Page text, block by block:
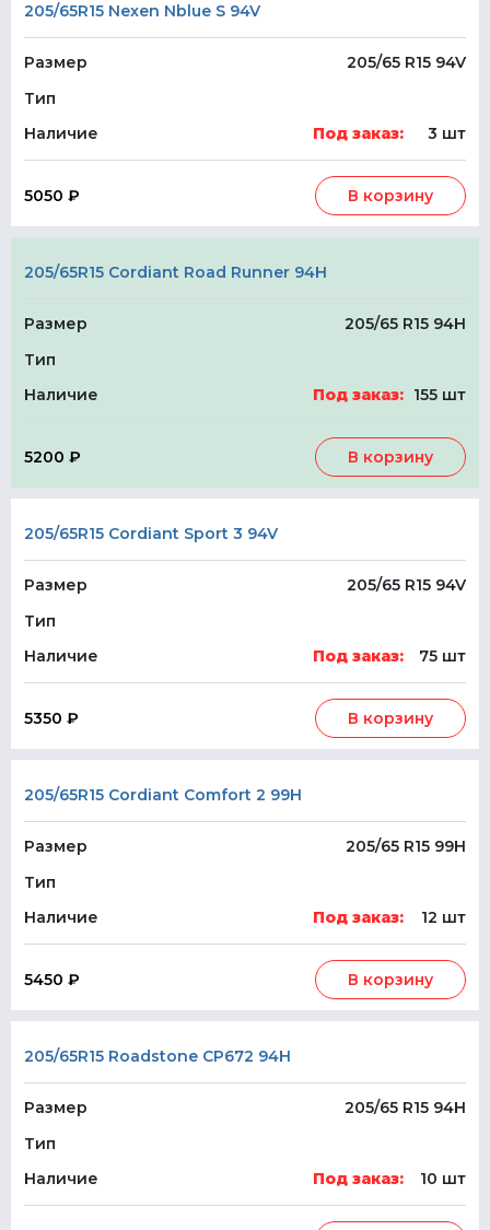
205/65R15 Nexen Nblue S 94V
Размер
205/65 R15 94V
Тип
Наличие
Под заказ: 3 шт
5050 ₽ В корзину
205/65R15 Cordiant Road Runner 94H
Размер
205/65 R15 94H
Тип
Наличие
Под заказ: 155 шт
5200 ₽ В корзину
205/65R15 Cordiant Sport 3 94V
Размер
205/65 R15 94V
Тип
Наличие
Под заказ: 75 шт
5350 ₽ В корзину
205/65R15 Cordiant Comfort 2 99H
Размер
205/65 R15 99H
Тип
Наличие
Под заказ: 12 шт
5450 ₽ В корзину
205/65R15 Roadstone CP672 94H
Размер
205/65 R15 94H
Тип
Наличие
Под заказ: 10 шт